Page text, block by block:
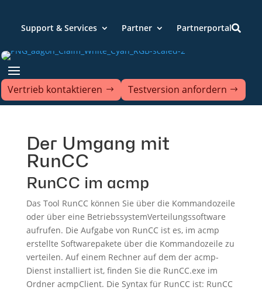
Support & Services Partner Partnerportal
Vertrieb kontaktieren Testversion anfordern
Der Umgang mit
RunCC
RunCC im acmp
Das Tool RunCC können Sie über die Kommandozeile
oder über eine BetriebssystemVerteilungssoftware
aufrufen. Die Aufgabe von RunCC ist es, im acmp
erstellte Softwarepakete über die Kommandozeile zu
verteilen. Auf einem Rechner auf dem der acmp-
Dienst installiert ist, finden Sie die RunCC.exe im
Ordner acmpClient. Die Syntax für RunCC ist: RunCC